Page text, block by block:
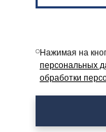
Нажимая на
персональных
обработки